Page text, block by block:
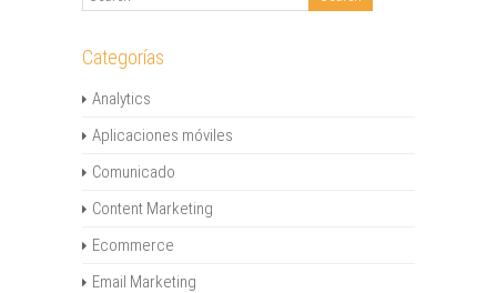
Categorías
Analytics
Aplicaciones móviles
Comunicado
Content Marketing
Ecommerce
Email Marketing